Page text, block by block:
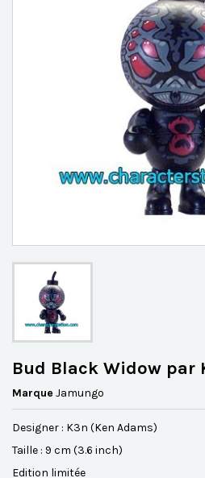
Bud Black Widow par
Marque Jamungo
Designer : K3n (Ken Adams)
Taille : 9 cm (3.6 inch)
Edition limitée